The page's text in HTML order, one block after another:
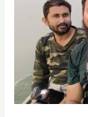
(ফেব্রুয়ারী
২০২৩)